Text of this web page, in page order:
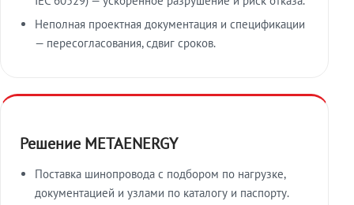
Неполная проектная документация и спецификации
— пересогласования, сдвиг сроков.
Решение METAENERGY
Поставка шинопровода с подбором по нагрузке,
документацией и узлами по каталогу и паспорту.